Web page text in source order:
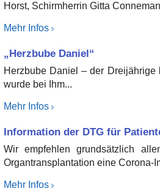
Horst, Schirmherrin Gitta
Mehr Infos
„Herzbube Daniel“
Herzbube Daniel – der Dreijährige
wurde bei Ihm...
Mehr Infos
Information der DTG für
Wir empfehlen grundsätzlich
Organtransplantation eine Corona-
Mehr Infos